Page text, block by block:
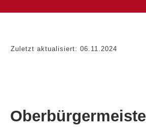
Zuletzt aktualisiert: 06.11.2024